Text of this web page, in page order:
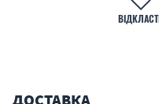
ДОСТАВКА